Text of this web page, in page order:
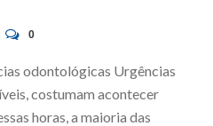
0
odontológicas Urgências
costumam acontecer
horas, a maioria das